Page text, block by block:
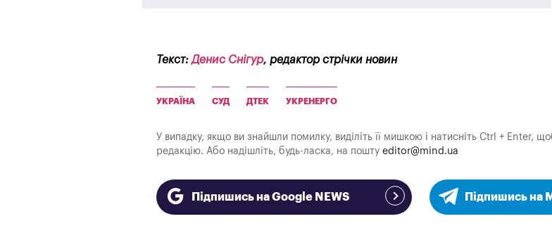
Текст:Денис Снігур, редактор стрічки новин
УКРАЇНА СУД ДТЕК УКРЕНЕРГО
У випадку, якщо ви знайшли помилку, виділіть її мишкою і натисніть Ctrl + Enter,
редакцію. Або надішліть, будь-ласка, на пошту editor@mind.ua
Підпишись на Google NEWS Підпишись на